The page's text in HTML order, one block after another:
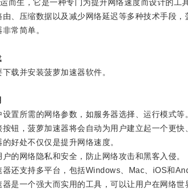
生，它是一种专门为提升网络速度而设计的工具
压缩数据以及减少网络延迟等多种技术手段，
常简单。
并安装菠萝加速器软件。
所需的网络参数，如服务器选择、运行模式等
，菠萝加速器将会自动为用户建立起一个更快
处不仅仅是提升网络速度。
网络隐私和安全，防止网络攻击和黑客入侵。
支持多平台，包括Windows、Mac、iOS和
一个强大而实用的工具，可以让用户在网络世